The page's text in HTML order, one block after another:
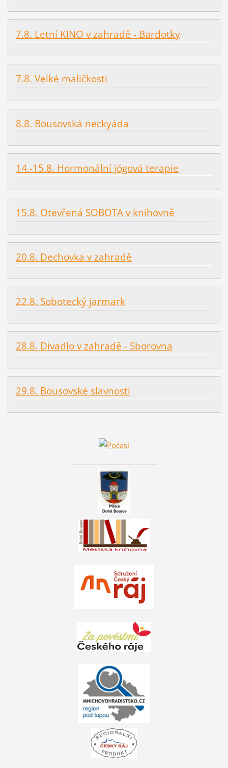
7.8. Letní KINO v zahradě - Bardotky
7.8. Velké maličkosti
8.8. Bousovská neckyáda
14.-15.8. Hormonální jógová terapie
15.8. Otevřená SOBOTA v knihovně
20.8. Dechovka v zahradě
22.8. Sobotecký jarmark
28.8. Divadlo v zahradě - Sborovna
29.8. Bousovské slavnosti